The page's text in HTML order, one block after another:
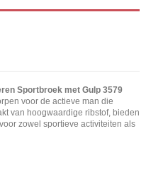
Sportbroek met Gulp 3579
voor de actieve man die
van hoogwaardige ribstof, bieden
zowel sportieve activiteiten als